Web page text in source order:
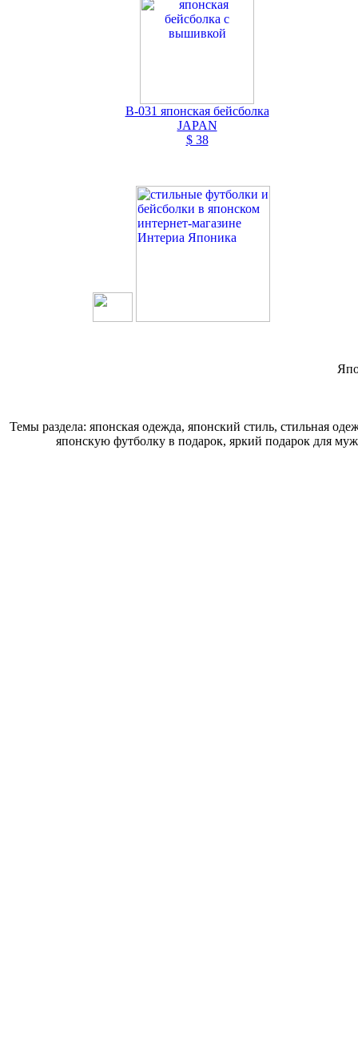
В-031 японская бейсболка
JAPAN
$ 38
Темы раздела: японская одежда, японский стиль, стильная
японскую футболку в подарок, яркий подарок для